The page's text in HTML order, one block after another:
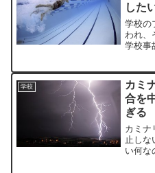
した
学校の
われ、
学校事
学校
カミ
合を
ぎる
カミナ
止しな
い何な